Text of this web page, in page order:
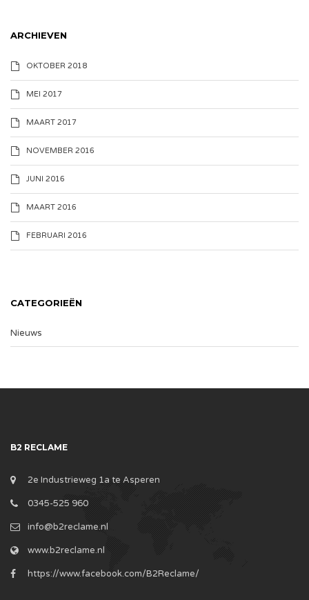
ARCHIEVEN
OKTOBER 2018
MEI 2017
MAART 2017
NOVEMBER 2016
JUNI 2016
MAART 2016
FEBRUARI 2016
CATEGORIEËN
Nieuws
B2 RECLAME
2e Industrieweg 1a te Asperen
0345-525 960
info@b2reclame.nl
www.b2reclame.nl
https://www.facebook.com/B2Reclame/